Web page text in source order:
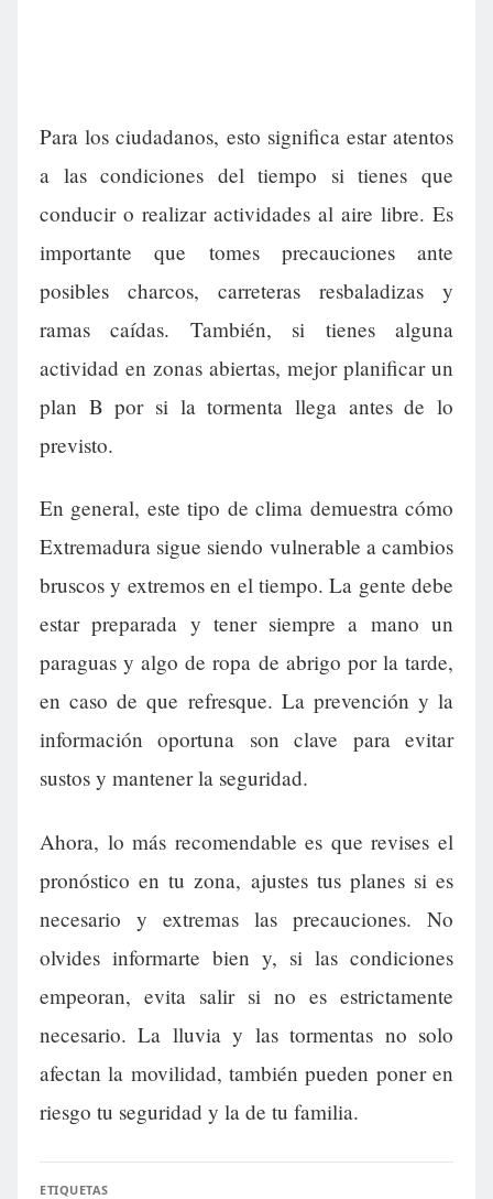
Para los ciudadanos, esto significa estar atentos
a las condiciones del tiempo si tienes que
conducir o realizar actividades al aire libre. Es
importante que tomes precauciones ante
posibles charcos, carreteras resbaladizas y
ramas caídas. También, si tienes alguna
actividad en zonas abiertas, mejor planificar un
plan B por si la tormenta llega antes de lo
previsto.
En general, este tipo de clima demuestra cómo
Extremadura sigue siendo vulnerable a cambios
bruscos y extremos en el tiempo. La gente debe
estar preparada y tener siempre a mano un
paraguas y algo de ropa de abrigo por la tarde,
en caso de que refresque. La prevención y la
información oportuna son clave para evitar
sustos y mantener la seguridad.
Ahora, lo más recomendable es que revises el
pronóstico en tu zona, ajustes tus planes si es
necesario y extremas las precauciones. No
olvides informarte bien y, si las condiciones
empeoran, evita salir si no es estrictamente
necesario. La lluvia y las tormentas no solo
afectan la movilidad, también pueden poner en
riesgo tu seguridad y la de tu familia.
ETIQUETAS